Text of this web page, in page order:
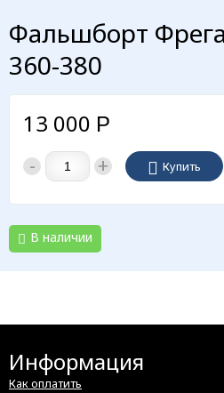
Фальшборт
360-380
13 000 Р
- + Купить
В наличии
Информация
Как оплатить